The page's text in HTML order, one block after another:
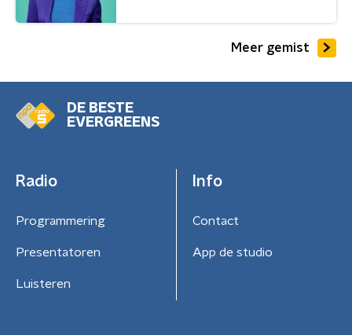
Meer gemist
DE BESTE
EVERGREENS
Radio
Programmering
Presentatoren
Luisteren
Info
Contact
App de studio